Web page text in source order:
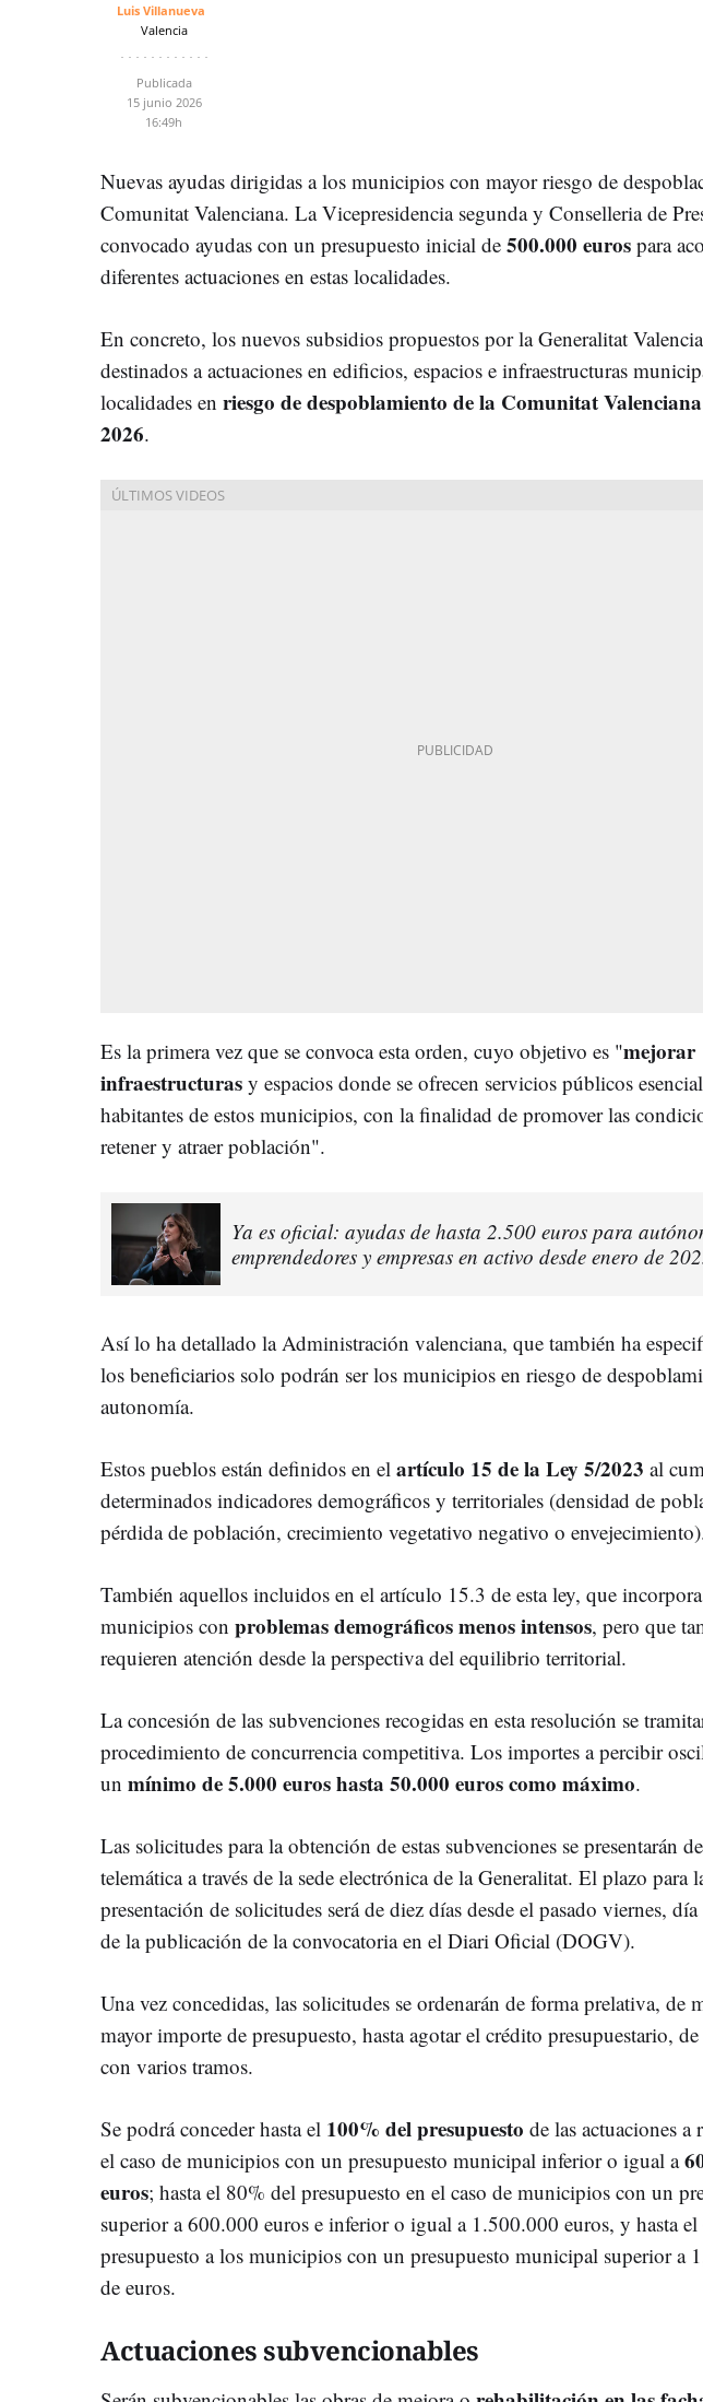
Luis Villanueva
Valencia
Publicada
15 junio 2026
16:49h
Nuevas ayudas dirigidas a los municipios con mayor riesgo de
Comunitat Valenciana. La Vicepresidencia segunda y Conselleria de
convocado ayudas con un presupuesto inicial de 500.000 euros para
diferentes actuaciones en estas localidades.
En concreto, los nuevos subsidios propuestos por la Generalitat
destinados a actuaciones en edificios, espacios e infraestructuras
localidades en riesgo de despoblamiento de la Comunitat
2026.
Es la primera vez que se convoca esta orden, cuyo objetivo es "mejorar
infraestructuras y espacios donde se ofrecen servicios públicos
habitantes de estos municipios, con la finalidad de promover las
retener y atraer población".
Ya es oficial: ayudas de hasta 2.500 euros para
emprendedores y empresas en activo desde enero de
Así lo ha detallado la Administración valenciana, que también ha
los beneficiarios solo podrán ser los municipios en riesgo de
autonomía.
Estos pueblos están definidos en el artículo 15 de la Ley 5/2023 al
determinados indicadores demográficos y territoriales (densidad de
pérdida de población, crecimiento vegetativo negativo o
También aquellos incluidos en el artículo 15.3 de esta ley, que
municipios con problemas demográficos menos intensos, pero que
requieren atención desde la perspectiva del equilibrio territorial.
La concesión de las subvenciones recogidas en esta resolución se
procedimiento de concurrencia competitiva. Los importes a percibir
un mínimo de 5.000 euros hasta 50.000 euros como máximo.
Las solicitudes para la obtención de estas subvenciones se presentarán
telemática a través de la sede electrónica de la Generalitat. El plazo para
presentación de solicitudes será de diez días desde el pasado viernes,
de la publicación de la convocatoria en el Diari Oficial (DOGV).
Una vez concedidas, las solicitudes se ordenarán de forma prelativa, de
mayor importe de presupuesto, hasta agotar el crédito presupuestario,
con varios tramos.
Se podrá conceder hasta el 100% del presupuesto de las actuaciones a
el caso de municipios con un presupuesto municipal inferior o igual a
euros; hasta el 80% del presupuesto en el caso de municipios con un
superior a 600.000 euros e inferior o igual a 1.500.000 euros, y hasta
presupuesto a los municipios con un presupuesto municipal superior a
de euros.
Actuaciones subvencionables